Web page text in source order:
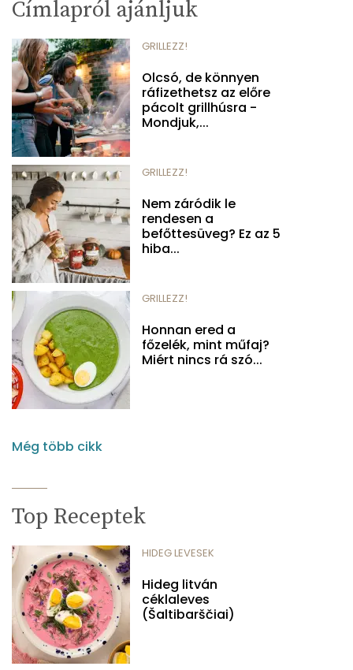
Címlapról ajánljuk
GRILLEZZ!
Olcsó, de könnyen
ráfizethetsz az előre
pácolt grillhúsra -
Mondjuk,...
GRILLEZZ!
Nem záródik le
rendesen a
befőttesüveg? Ez az 5
hiba...
GRILLEZZ!
Honnan ered a
főzelék, mint műfaj?
Miért nincs rá szó...
Még több cikk
Top Receptek
HIDEG LEVESEK
Hideg litván
céklaleves
(Šaltibarščiai)